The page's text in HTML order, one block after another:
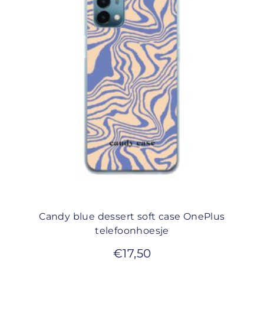
Candy blue dessert soft case OnePlus
telefoonhoesje
€17,50